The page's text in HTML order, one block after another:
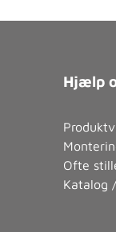
Hjælp
Ofte
Katalog